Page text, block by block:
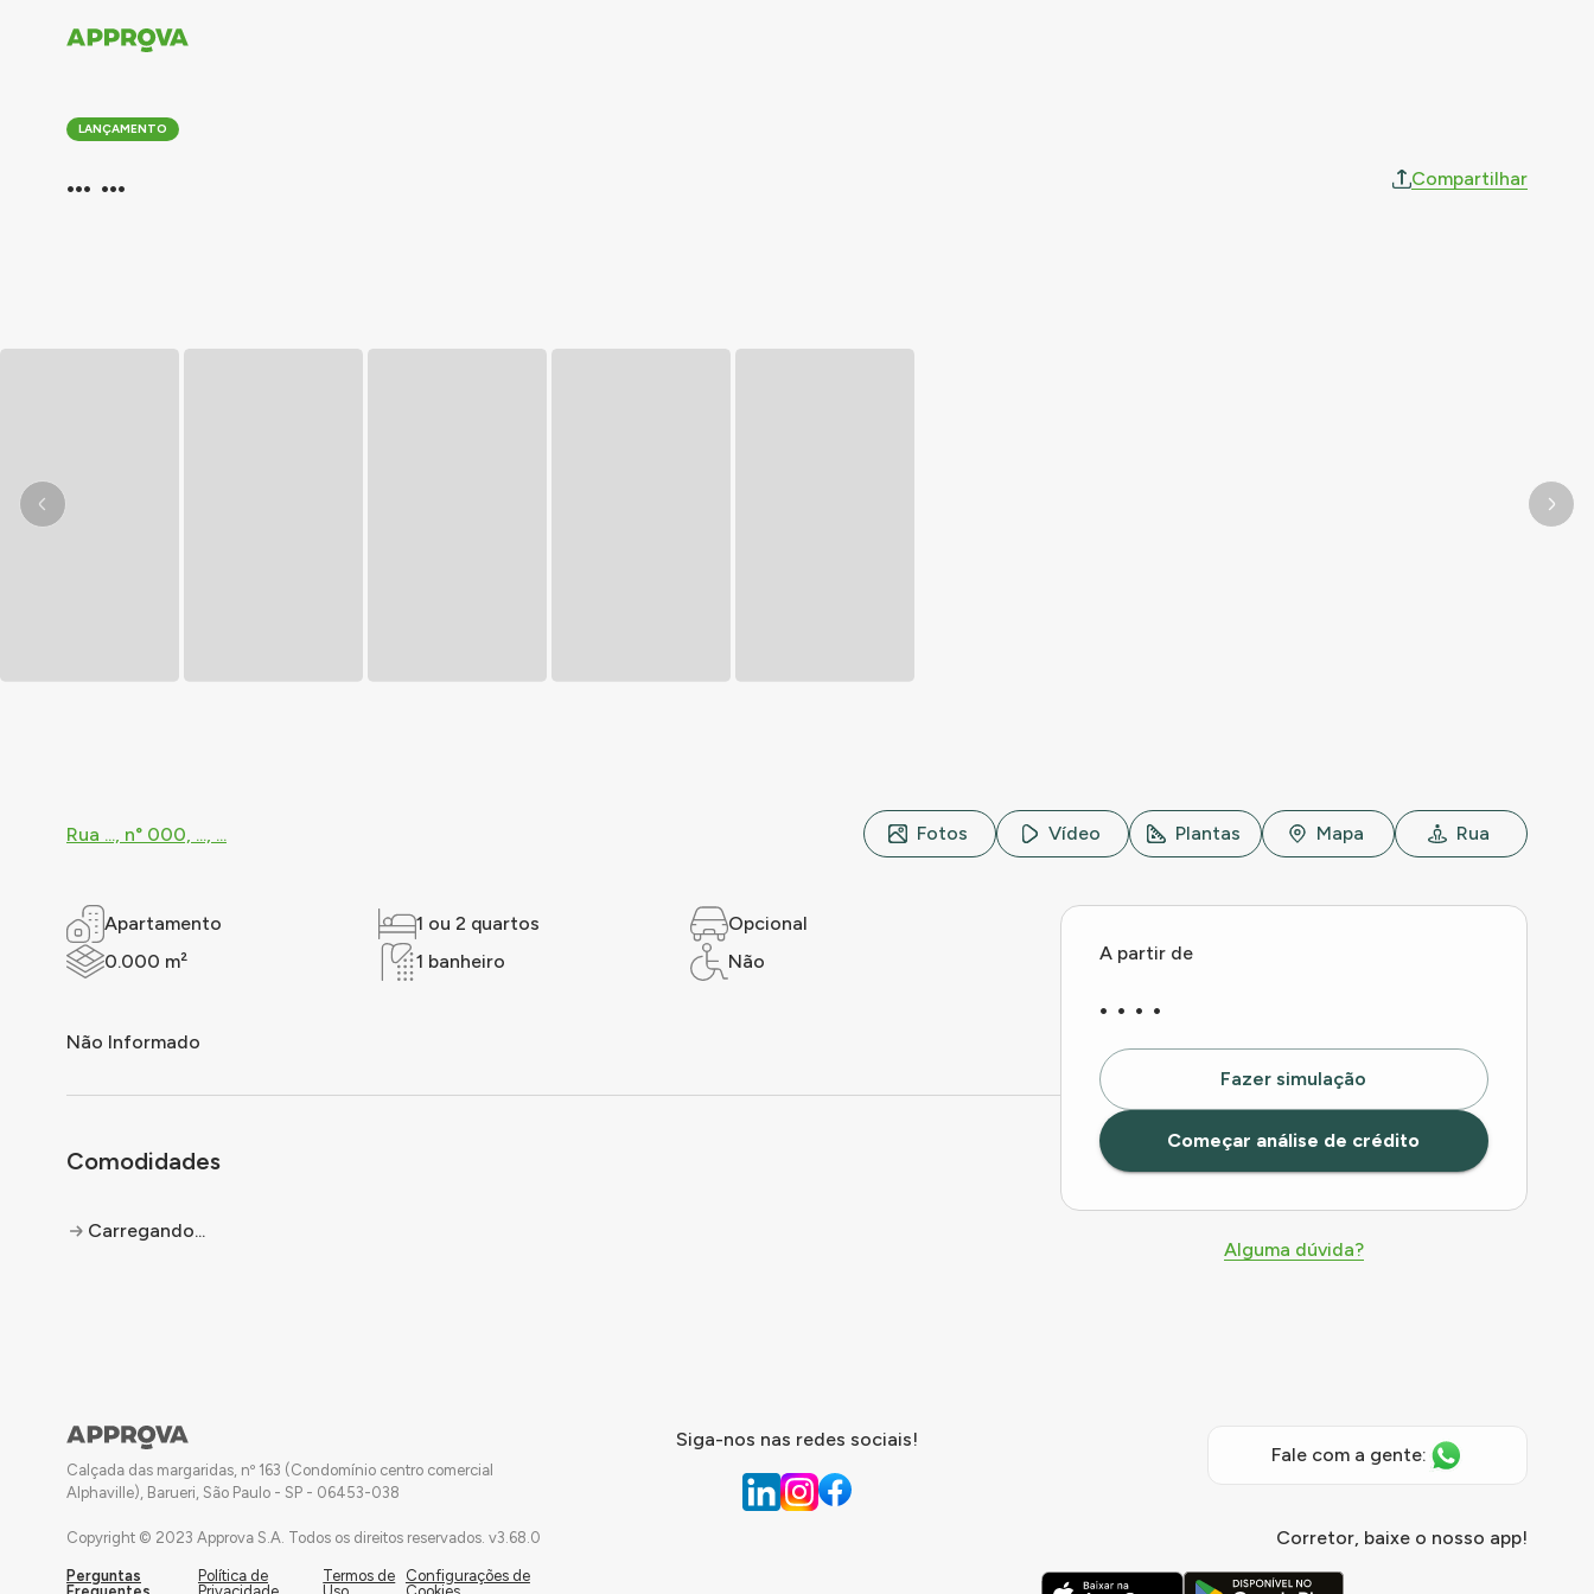
LANÇAMENTO
... ... Compartilhar
Rua ..., n° 000, ..., ... Fotos Vídeo Plantas Mapa Rua
Apartamento 1 ou 2 quartos
Opcional
0.000 m²
1 banheiro Não
Não Informado
Comodidades
Carregando...
A partir de
. . . .
Fazer simulação
Começar análise de crédito
Alguma dúvida?
Calçada das margaridas, nº 163 (Condomínio centro comercial
Alphaville), Barueri, São Paulo - SP - 06453-038
Copyright © 2023 Approva S.A. Todos os direitos reservados. v3.68.0
Perguntas
Política de
Termos de
Configurações de
Siga-nos nas redes sociais!
Fale com a gente:
Corretor, baixe o nosso app!